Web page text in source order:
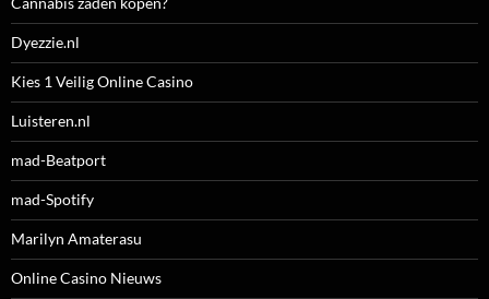
Dyezzie.nl
Kies 1 Veilig Online Casino
Luisteren.nl
mad-Beatport
mad-Spotify
Marilyn Amaterasu
Online Casino Nieuws